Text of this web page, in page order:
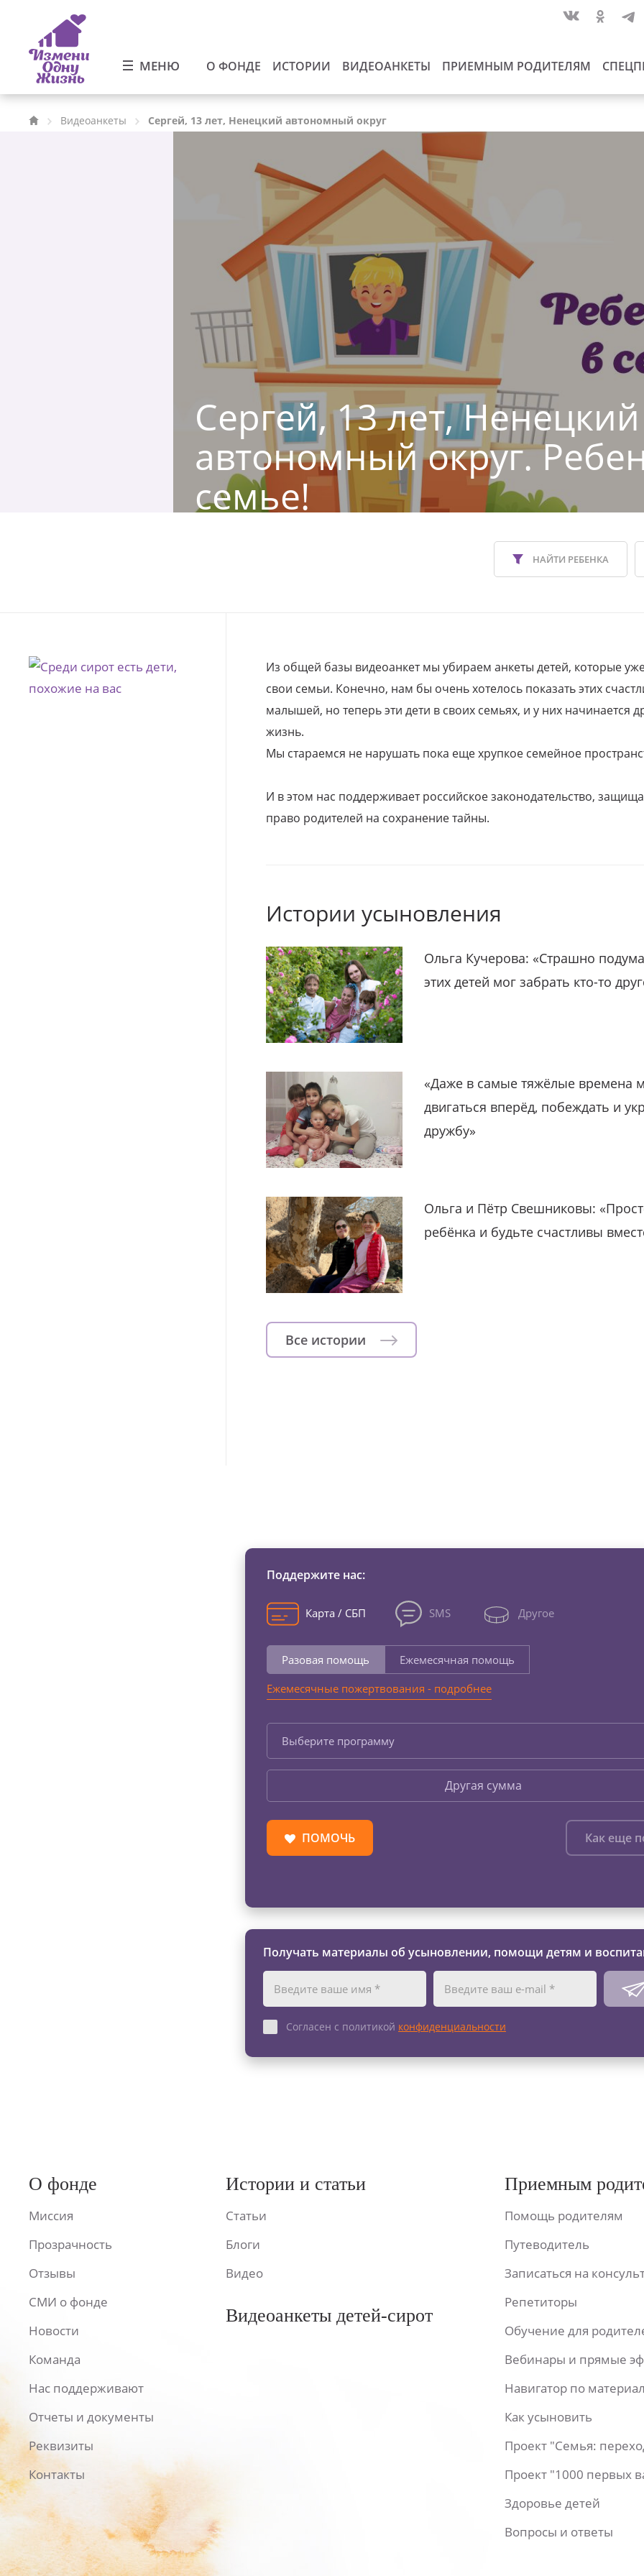
МЕНЮ О ФОНДЕ ИСТОРИИ ВИДЕОАНКЕТЫ ПРИЕМНЫМ РОДИТЕЛЯМ
Видеоанкеты Сергей, 13 лет, Ненецкий автономный округ
Сергей, 13 лет, Ненецкий
автономный округ.
семье!
НАЙТИ РЕБЕНКА
Из общей базы видеоанкет мы убираем анкеты детей, которые
свои семьи. Конечно, нам бы очень хотелось показать этих
малышей, но теперь эти дети в своих семьях, и у них начинается
жизнь.
Мы стараемся не нарушать пока еще хрупкое семейное
И в этом нас поддерживает российское законодательство,
право родителей на сохранение тайны.
Истории усыновления
Ольга Кучерова: «Страшно
этих детей мог забрать кто-то
«Даже в самые тяжёлые времена
двигаться вперёд, побеждать и
дружбу»
Ольга и Пётр Свешниковы:
ребёнка и будьте счастливы
Все истории
Поддержите нас:
Карта / СБП SMS Другое
Разовая помощь
Ежемесячная помощь
Ежемесячные пожертвования - подробнее
Выберите программу
Другая сумма
ПОМОЧЬ Как еще
Получать материалы об усыновлении, помощи детям и
Согласен с политикой конфиденциальности
О фонде
Миссия
Прозрачность
Отзывы
СМИ о фонде
Новости
Команда
Нас поддерживают
Отчеты и документы
Реквизиты
Контакты
Истории и статьи
Статьи
Блоги
Видео
Видеоанкеты детей-сирот
Приемным
Помощь родителям
Путеводитель
Записаться на
Репетиторы
Обучение для
Вебинары и прямые
Навигатор по
Как усыновить
Проект "Семья:
Проект "1000 первых
Здоровье детей
Вопросы и ответы